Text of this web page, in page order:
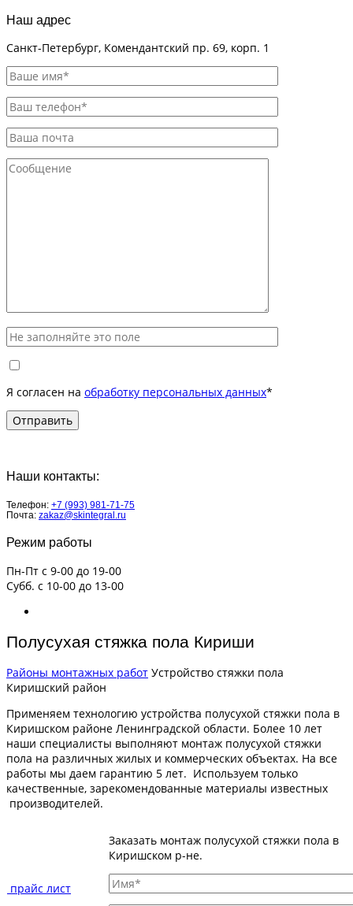
Наш адрес
Санкт-Петербург, Комендантский пр. 69, корп. 1
Я согласен на обработку персональных данных*
Наши контакты:
Телефон: +7 (993) 981-71-75
Почта: zakaz@skintegral.ru
Режим работы
Пн-Пт с 9-00 до 19-00
Субб. с 10-00 до 13-00
Полусухая стяжка пола Кириши
Районы монтажных работ Устройство стяжки пола
Киришский район
Применяем технологию устройства полусухой стяжки пола в
Киришском районе Ленинградской области. Более 10 лет
наши специалисты выполняют монтаж полусухой стяжки
пола на различных жилых и коммерческих объектах. На все
работы мы даем гарантию 5 лет. Используем только
качественные, зарекомендованные материалы известных
производителей.
прайс лист
Заказать монтаж полусухой стяжки пола в
Киришском р-не.